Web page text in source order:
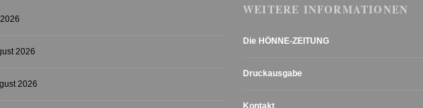
2026
2026
WEITERE INFORMATIONEN
Die HÖNNE-ZEITUNG
Druckausgabe
Kontakt